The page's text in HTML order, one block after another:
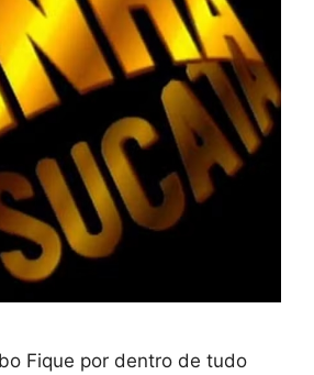
Fique por dentro de tudo